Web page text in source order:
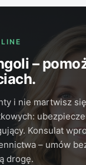
–
i nie martwisz
Konsulat
– umów
drogę.